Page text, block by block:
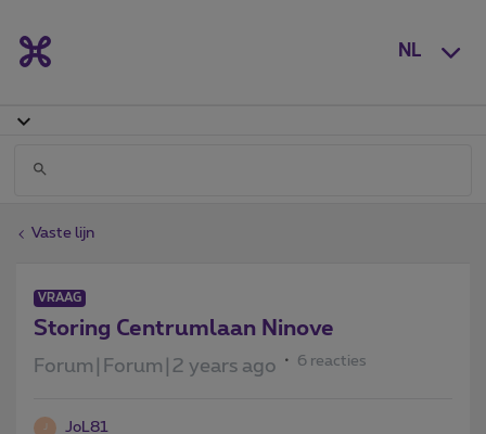
NL
Vaste lijn
VRAAG
Storing Centrumlaan Ninove
Forum|Forum|2 years ago 6 reacties
J JoL81